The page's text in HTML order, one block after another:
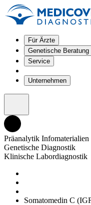
Für Ärzte
Genetische Beratung
Service
Unternehmen
Präanalytik Infomaterialien
Genetische Diagnostik
Klinische Labordiagnostik
Somatomedin C